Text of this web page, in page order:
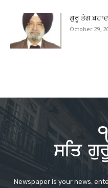
ਗੁਰੂ ਤੇਗ
October 29,
Newspaper is your news,